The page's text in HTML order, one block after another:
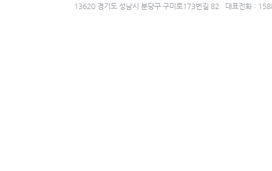
13620 경기도 성남시 분당구 구미로173번길 82 대표전화 :